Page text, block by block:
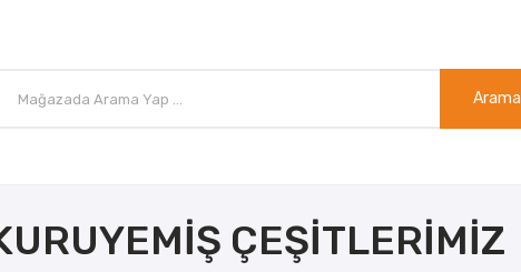
Arama
ÇEŞITLERIMIZ